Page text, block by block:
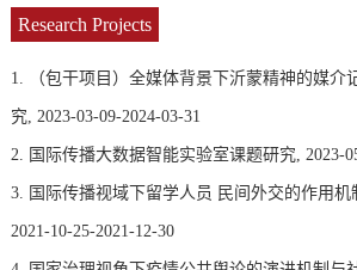
Research Projects
1. （包干项目）全媒体背景下沂蒙精神的媒介
究, 2023-03-09-2024-03-31
2. 国际传播大数据智能实验室课题研究, 2023-
3. 国际传播视域下留学人员 民间外交的作用机
2021-10-25-2021-12-30